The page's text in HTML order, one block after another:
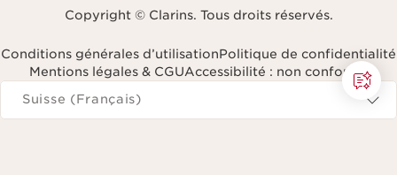
Copyright © Clarins. Tous droits réservés.
Conditions générales d’utilisationPolitique de confidentialité
Mentions légales & CGUAccessibilité : non conforme
Naviguer vers
Suisse (Français)